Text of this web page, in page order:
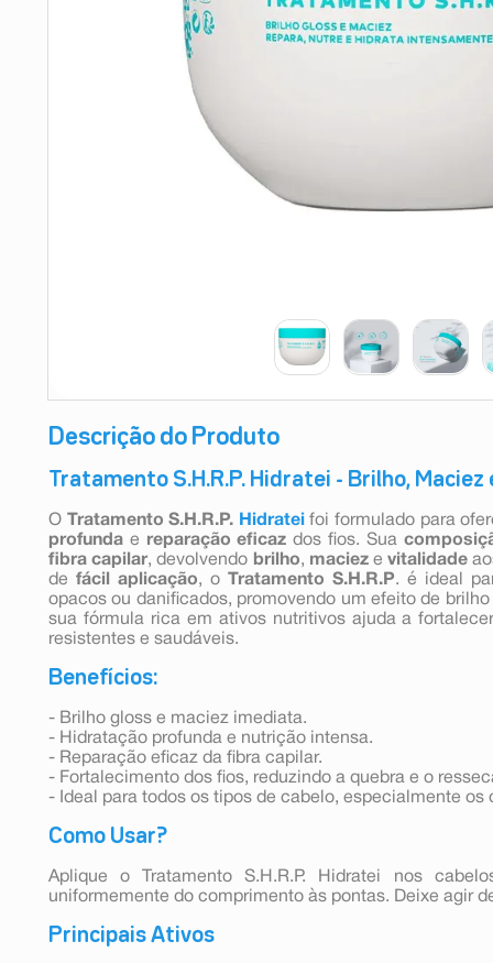
Descrição do Produto
Tratamento S.H.R.P. Hidratei - Brilho,
O Tratamento S.H.R.P. Hidratei foi formulado para
profunda e reparação eficaz dos fios. Sua
fibra capilar, devolvendo brilho, maciezevitalidade
de fácil aplicação, o Tratamento S.H.R.P. é ideal
opacos ou danificados, promovendo um efeito de
sua fórmula rica em ativos nutritivos ajuda a
resistentes e saudáveis.
Benefícios:
- Brilho gloss e maciez imediata.
- Hidratação profunda e nutrição intensa.
- Reparação eficaz da fibra capilar.
- Fortalecimento dos fios, reduzindo a quebra e o
- Ideal para todos os tipos de cabelo, especialmente os
Como Usar?
Aplique o Tratamento S.H.R.P. Hidratei nos
uniformemente do comprimento às pontas. Deixe agir
Principais Ativos
9º esmalte
10ºabsorvente